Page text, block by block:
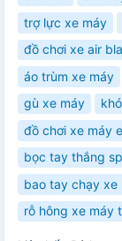
trợ lực xe máy
đồ chơi xe air
áo trùm xe máy
gù xe máy
đồ chơi xe máy
bọc tay thắng
bao tay chạy xe
rỗ hông xe máy